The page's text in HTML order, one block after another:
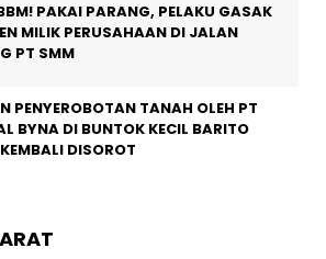
PAKAI PARANG, PELAKU GASAK
MILIK PERUSAHAAN DI JALAN
PT SMM
PENYEROBOTAN TANAH OLEH PT
BYNA DI BUNTOK KECIL BARITO
DISOROT